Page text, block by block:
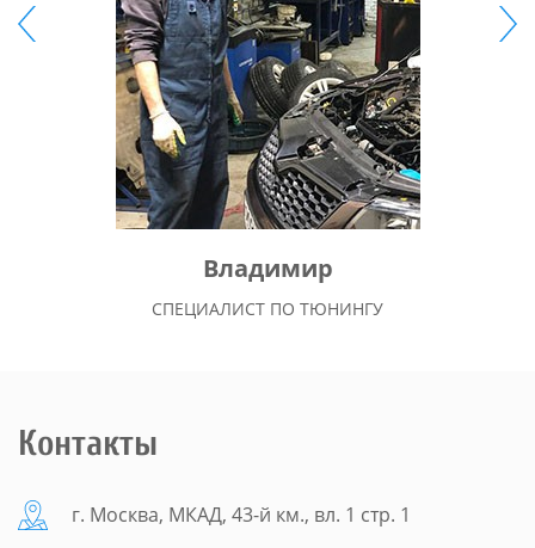
Владимир
СПЕЦИАЛИСТ ПО ТЮНИНГУ
Контакты
г. Москва, МКАД, 43-й км., вл. 1 стр. 1